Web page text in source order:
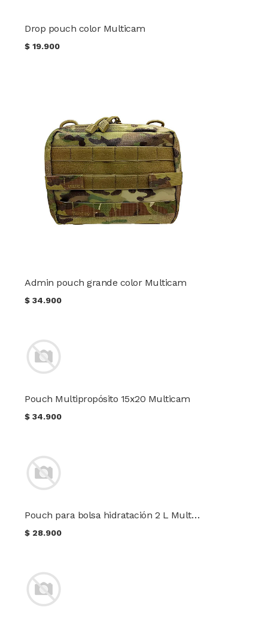
Drop pouch color Multicam
$19.900
Admin pouch grande color Multicam
$34.900
Pouch Multipropósito 15x20 Multicam
$34.900
Pouch para bolsa hidratación 2 L Multicam
$ 28.900